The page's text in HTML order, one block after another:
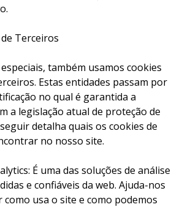
Terceiros
também usamos cookies
Estas entidades passam por
no qual é garantida a
a legislação atual de proteção de
detalha quais os cookies de
no nosso site.
É uma das soluções de análise
e confiáveis da web. Ajuda-nos
como usa o site e como podemos